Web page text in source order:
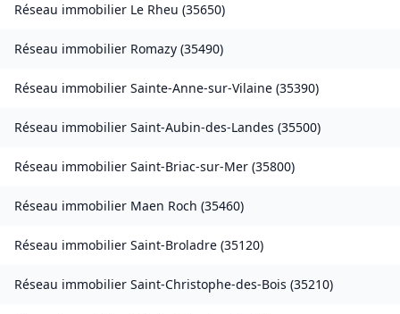
Réseau immobilier Le Rheu (35650)
Réseau immobilier Romazy (35490)
Réseau immobilier Sainte-Anne-sur-Vilaine (35390)
Réseau immobilier Saint-Aubin-des-Landes (35500)
Réseau immobilier Saint-Briac-sur-Mer (35800)
Réseau immobilier Maen Roch (35460)
Réseau immobilier Saint-Broladre (35120)
Réseau immobilier Saint-Christophe-des-Bois (35210)